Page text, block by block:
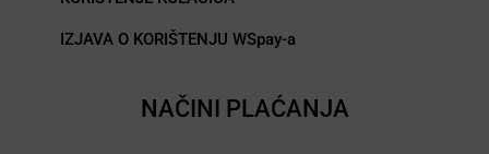
IZJAVA O KORIŠTENJU WSpay-a
NAČINI PLAĆANJA